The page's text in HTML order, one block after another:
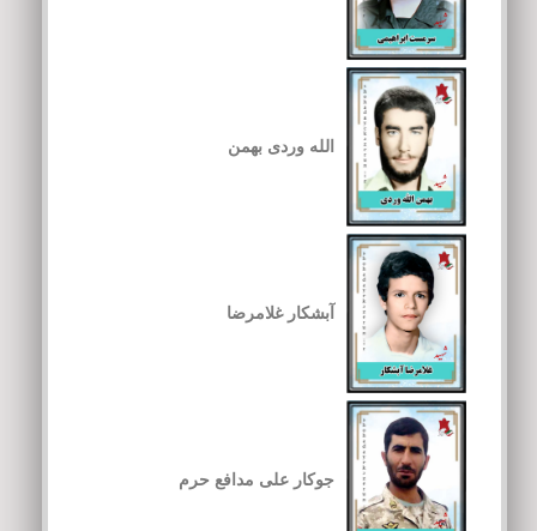
الله وردی بهمن
آبشکار غلامرضا
جوکار علی مدافع حرم